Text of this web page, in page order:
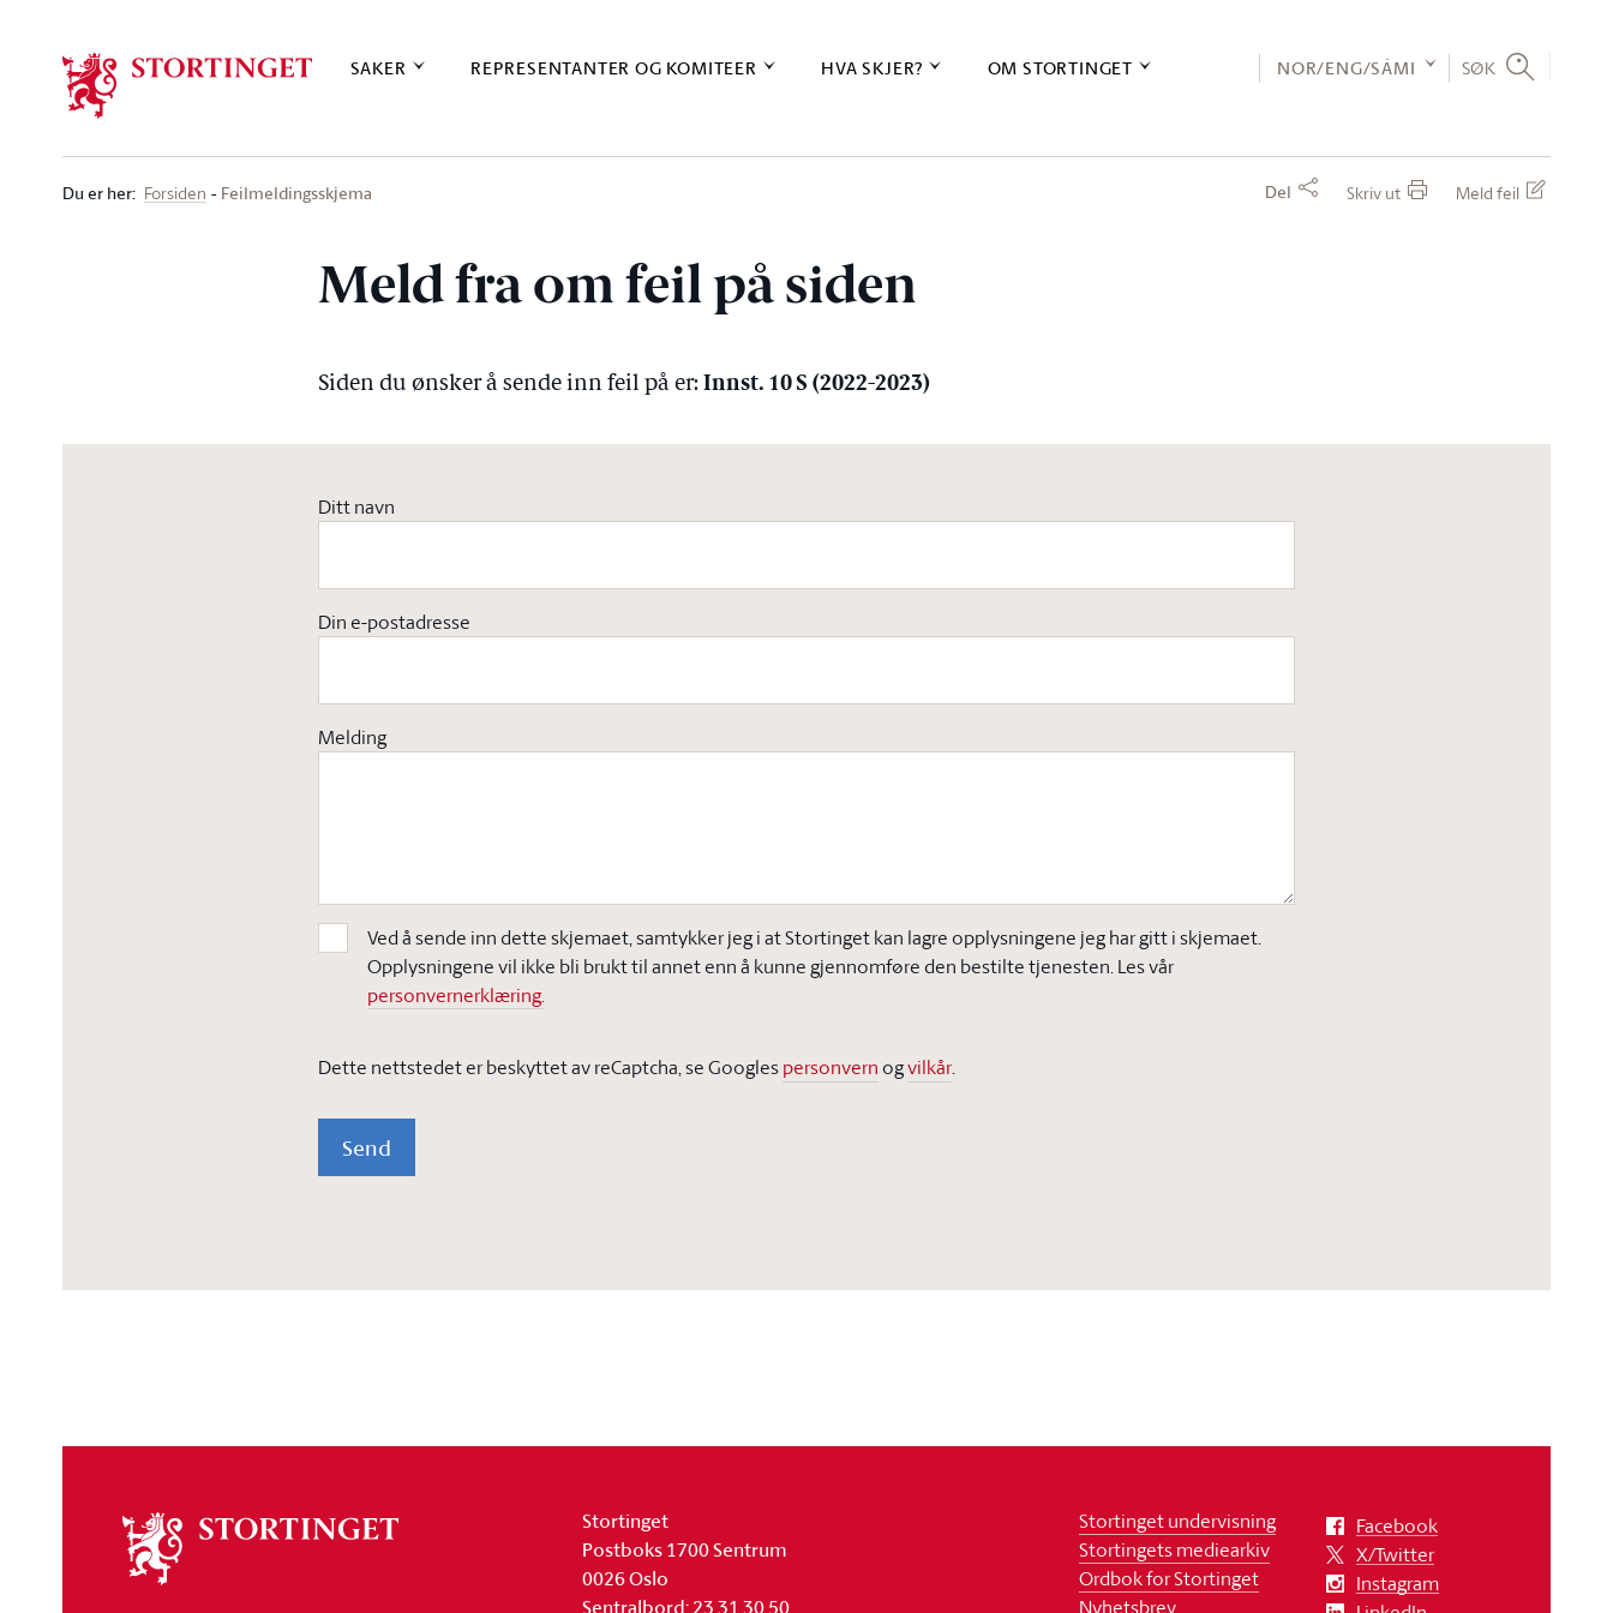
SAKER REPRESENTANTER OG KOMITEER HVA SKJER? OM STORTINGET NOR/ENG/SÁMI SØK
Du er her: Forsiden Feilmeldingsskjema Del Skriv ut Meld feil
Meld fra om feil på siden
Siden du ønsker å sende inn feil på er:Innst. 10 S (2022-2023)
Ditt navn
Din e-postadresse
Melding
Ved å sende inn dette skjemaet, samtykker jeg i at Stortinget kan lagre opplysningene jeg har gitt i skjemaet.
Opplysningene vil ikke bli brukt til annet enn å kunne gjennomføre den bestilte tjenesten. Les vår
personvernerklæring.
Dette nettstedet er beskyttet av reCaptcha, se Googlespersonvern ogvilkår.
Send
stortinget
Stortinget
Postboks 1700 Sentrum
0026 Oslo
Sentralbord: 23 31 30 50
Stortinget undervisning
Stortingets mediearkiv
Ordbok for Stortinget
Nyhetsbrev
Facebook
X/Twitter
Instagram